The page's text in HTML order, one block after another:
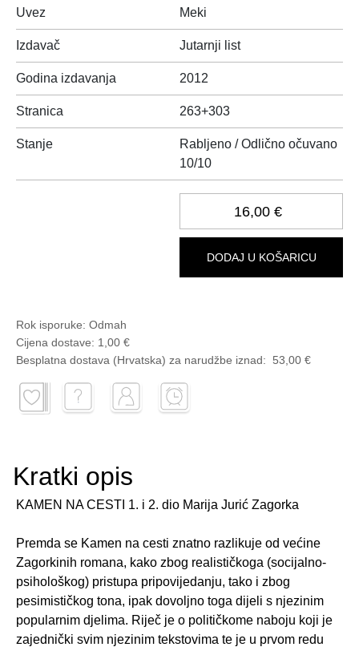
Uvez Meki
Izdavač Jutarnji list
Godina izdavanja 2012
Stranica 263+303
Stanje
Rabljeno / Odlično očuvano
10/10
16,00 €
DODAJ U KOŠARICU
Rok isporuke: Odmah
Cijena dostave: 1,00 €
Besplatna dostava (Hrvatska) za narudžbe iznad: 53,00 €
Kratki opis
KAMEN NA CESTI 1. i 2. dio Marija Jurić Zagorka
Premda se Kamen na cesti znatno razlikuje od većine
Zagorkinih romana, kako zbog realističkoga (socijalno-
psihološkog) pristupa pripovijedanju, tako i zbog
pesimističkog tona, ipak dovoljno toga dijeli s njezinim
popularnim djelima. Riječ je o političkome naboju koji je
zajednički svim njezinim tekstovima te je u prvom redu